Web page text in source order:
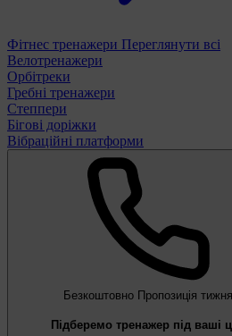
Фітнес тренажери Переглянути всі
Велотренажери
Орбітреки
Гребні тренажери
Степпери
Бігові доріжки
Вібраційні платформи
Безкоштовно Пропозиція тижня
Підберемо тренажер під ваші